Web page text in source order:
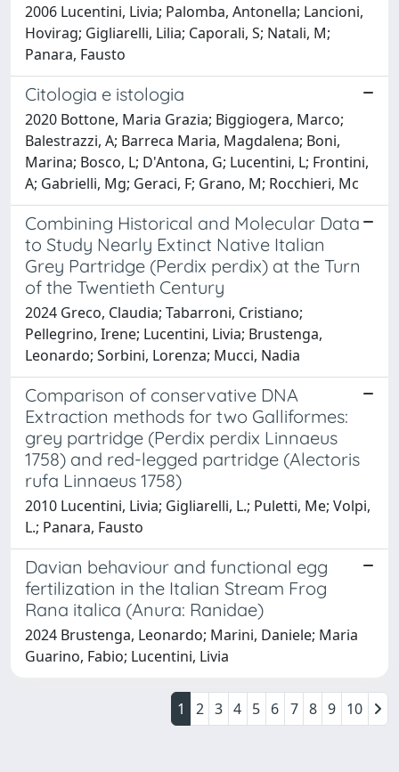
2006 Lucentini, Livia; Palomba, Antonella; Lancioni,
Hovirag; Gigliarelli, Lilia; Caporali, S; Natali, M;
Panara, Fausto
Citologia e istologia
2020 Bottone, Maria Grazia; Biggiogera, Marco;
Balestrazzi, A; Barreca Maria, Magdalena; Boni,
Marina; Bosco, L; D'Antona, G; Lucentini, L; Frontini,
A; Gabrielli, Mg; Geraci, F; Grano, M; Rocchieri, Mc
Combining Historical and Molecular Data
to Study Nearly Extinct Native Italian
Grey Partridge (Perdix perdix) at the Turn
of the Twentieth Century
2024 Greco, Claudia; Tabarroni, Cristiano;
Pellegrino, Irene; Lucentini, Livia; Brustenga,
Leonardo; Sorbini, Lorenza; Mucci, Nadia
Comparison of conservative DNA
Extraction methods for two Galliformes:
grey partridge (Perdix perdix Linnaeus
1758) and red-legged partridge (Alectoris
rufa Linnaeus 1758)
2010 Lucentini, Livia; Gigliarelli, L.; Puletti, Me; Volpi,
L.; Panara, Fausto
Davian behaviour and functional egg
fertilization in the Italian Stream Frog
Rana italica (Anura: Ranidae)
2024 Brustenga, Leonardo; Marini, Daniele; Maria
Guarino, Fabio; Lucentini, Livia
1 2 3 4 5 6 7 8 9 10